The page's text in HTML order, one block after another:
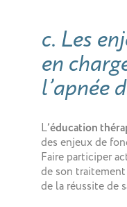
c. Les
en
l’apnée
L’éducation
des enjeux de
Faire participer
de son
de la réussite de